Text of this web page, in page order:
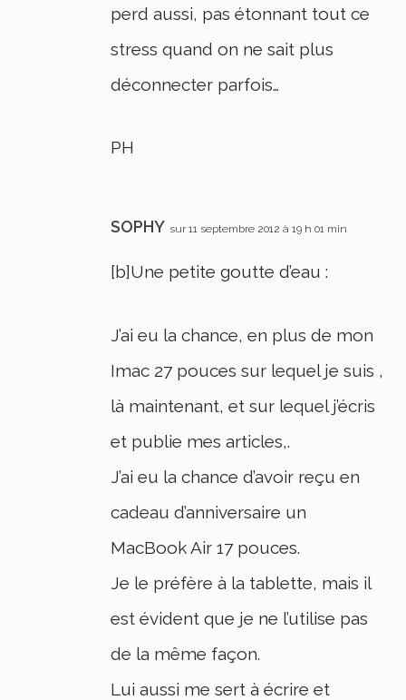
perd aussi, pas étonnant tout ce
stress quand on ne sait plus
déconnecter parfois…
PH
SOPHY sur 11 septembre 2012 à 19 h 01 min
[b]Une petite goutte d’eau :
J’ai eu la chance, en plus de mon
Imac 27 pouces sur lequel je suis ,
là maintenant, et sur lequel j’écris
et publie mes articles,.
J’ai eu la chance d’avoir reçu en
cadeau d’anniversaire un
MacBook Air 17 pouces.
Je le préfère à la tablette, mais il
est évident que je ne l’utilise pas
de la même façon.
Lui aussi me sert à écrire et